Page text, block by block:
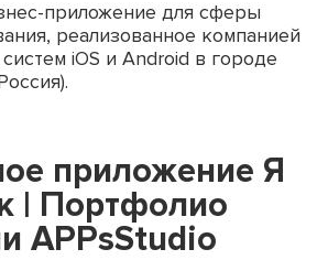
приложение для сферы
реализованное компанией
iOS и Android в городе
приложение Я
| Портфолио
APPsStudio